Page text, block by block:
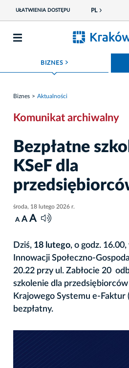
UŁATWIENIA DOSTĘPU PL
BIZNES ROZWIŃ MENU
Biznes Aktualności
Komunikat archiwalny
Bezpłatne
KSeF dla
środa, 18 lutego 2026 r.
A A A
Dziś, 18 lutego, o godz.
Innowacji Społeczno-
20.22 przy ul. Zabłocie 20
szkolenie dla
Krajowego Systemu e-Faktur
bezpłatny.